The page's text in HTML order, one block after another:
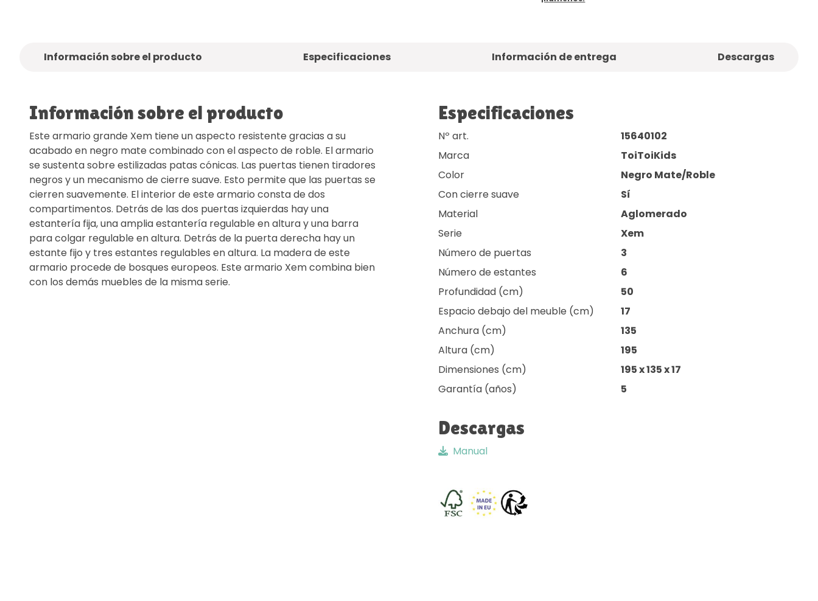
Información sobre el producto Especificaciones Información de entrega Descargas
Información sobre el producto
Este armario grande Xem tiene un aspecto resistente gracias a su
acabado en negro mate combinado con el aspecto de roble. El armario
se sustenta sobre estilizadas patas cónicas. Las puertas tienen tiradores
negros y un mecanismo de cierre suave. Esto permite que las puertas se
cierren suavemente. El interior de este armario consta de dos
compartimentos. Detrás de las dos puertas izquierdas hay una
estantería fija, una amplia estantería regulable en altura y una barra
para colgar regulable en altura. Detrás de la puerta derecha hay un
estante fijo y tres estantes regulables en altura. La madera de este
armario procede de bosques europeos. Este armario Xem combina bien
con los demás muebles de la misma serie.
Especificaciones
Nº art.
15640102
Marca
ToiToiKids
Color
Negro Mate/Roble
Con cierre suave
Sí
Material
Aglomerado
Serie
Xem
Número de puertas
3
Número de estantes
6
Profundidad (cm)
50
Espacio debajo del meuble (cm)
17
Anchura (cm)
135
Altura (cm)
195
Dimensiones (cm)
195 x 135 x 17
Garantía (años)
5
Descargas
Manual